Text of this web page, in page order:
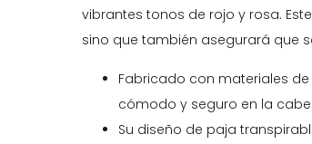
vibrantes tonos de rojo y rosa.
sino que también asegurará que
Fabricado con materiales
cómodo y seguro en la
Su diseño de paja